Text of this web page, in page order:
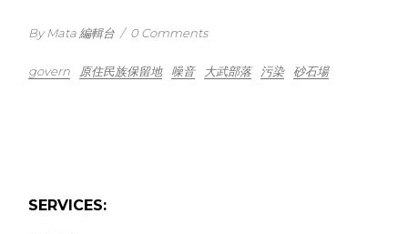
By Mata 編輯台 / 0 Comments
govern 原住民族保留地 噪音 大武部落 污染 砂石場
SERVICES: